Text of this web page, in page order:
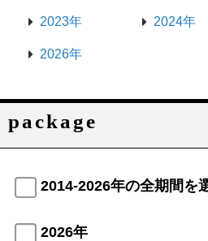
2023年 2024年
2026年
package
2014-2026年の全期間を
2026年